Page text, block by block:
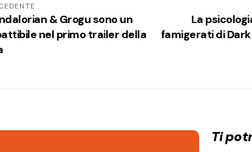
& Grogu sono un
nel primo trailer della
La
famigerati di
Ti